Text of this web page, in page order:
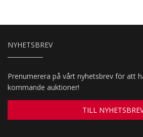
NYHETSBREV
Prenumerera på vårt nyhetsbrev för att
kommande auktioner!
TILL